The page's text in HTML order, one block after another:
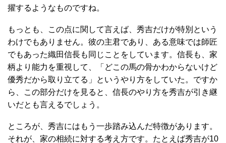
擢するようなものですね。
もっとも、この点に関して言えば、秀吉だけが特別という
わけでもありません。彼の主君であり、ある意味では師匠
でもあった織田信長も同じことをしています。信長も、家
柄より能力を重視して、「どこの馬の骨かわからないけど
優秀だから取り立てる」というやり方をしていた。ですか
ら、この部分だけを見ると、信長のやり方を秀吉が引き継
いだとも言えるでしょう。
ところが、秀吉にはもう一歩踏み込んだ特徴があります。
それが、家の相続に対する考え方です。たとえば秀吉が10